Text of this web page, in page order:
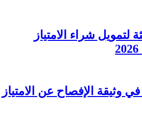
لتمويل شراء الامتياز
بنود في وثيقة الإفصاح عن الامتياز